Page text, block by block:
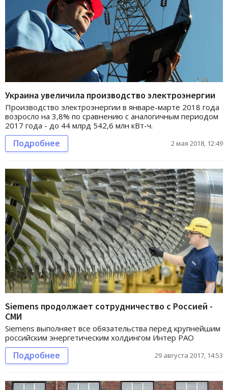
Украина увеличила производство электроэнергии
Производство электроэнергии в январе-марте 2018 года
возросло на 3,8% по сравнению с аналогичным периодом
2017 года - до 44 млрд 542,6 млн кВт-ч.
Подробнее 2 мая 2018, 12:49
Siemens продолжает сотрудничество с Россией -
СМИ
Siemens выполняет все обязательства перед крупнейшим
российским энергетическим холдингом Интер РАО
Подробнее 29 августа 2017, 14:53